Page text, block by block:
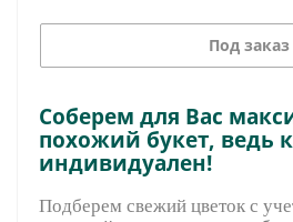
Под заказ
Соберем для Вас
похожий букет, ведь
индивидуален!
Подберем свежий цветок с